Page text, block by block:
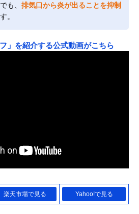
も、 排気口から炎が出ることを抑制
。
」を紹介する公式動画がこちら
楽天市場で見る Yahoo!で見る